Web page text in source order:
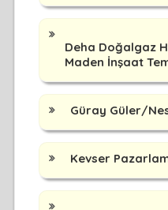
Deha Doğalgaz
Maden İnşaat
Güray Güler/
Kevser